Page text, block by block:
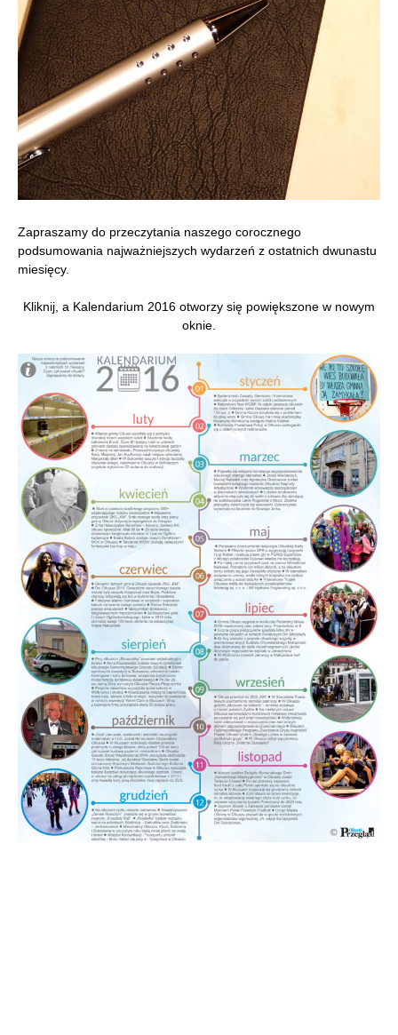
Zapraszamy do przeczytania naszego corocznego
podsumowania najważniejszych wydarzeń z ostatnich dwunastu
miesięcy.
Kliknij, a Kalendarium 2016 otworzy się powiększone w nowym
oknie.